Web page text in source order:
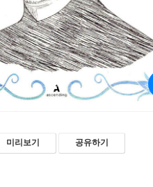
미리보기 공유하기